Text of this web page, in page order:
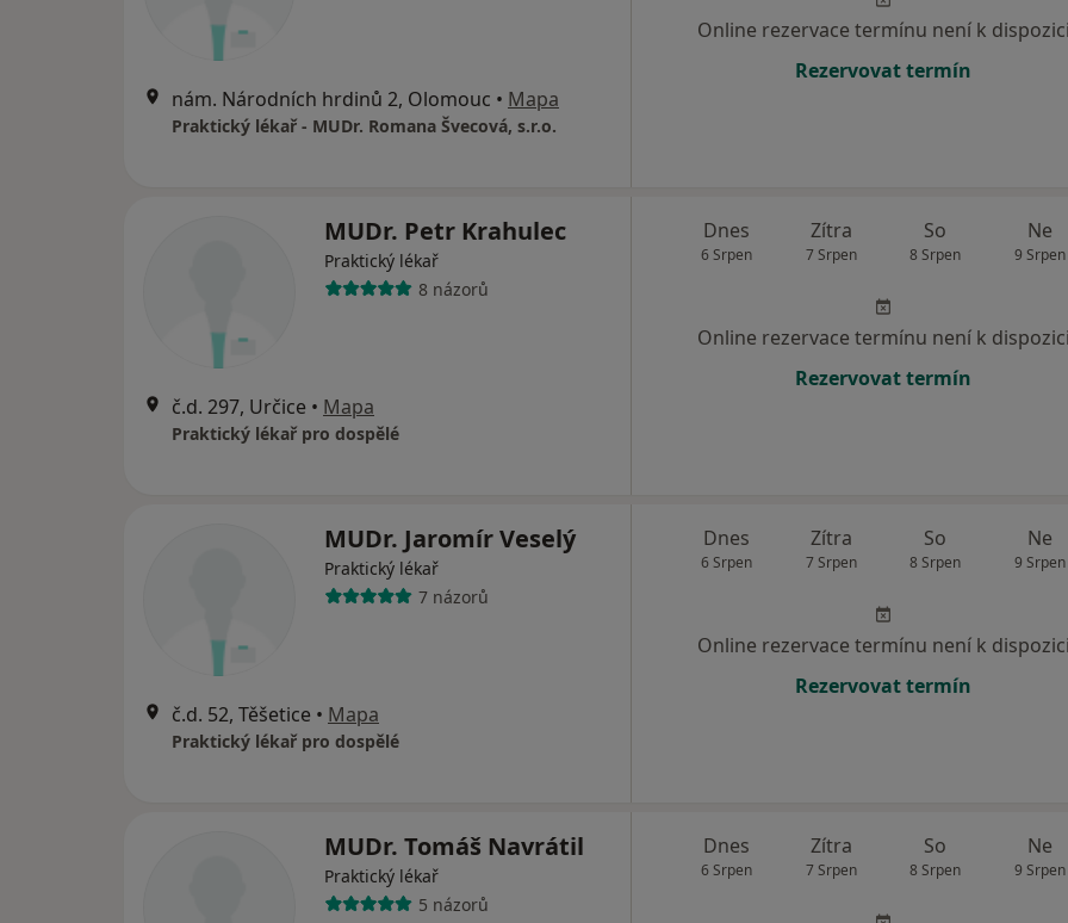
nám. Národních hrdinů 2, Olomouc • Mapa
Praktický lékař - MUDr. Romana Švecová, s.r.o.
Online rezervace termínu není k dispozici
Rezervovat termín
MUDr. Petr Krahulec
Praktický lékař
8 názorů
č.d. 297, Určice • Mapa
Praktický lékař pro dospělé
Dnes
6 Srpen
Zítra
7 Srpen
So
8 Srpen
Ne
9 Srpen
Online rezervace termínu není k dispozici
Rezervovat termín
MUDr. Jaromír Veselý
Praktický lékař
7 názorů
č.d. 52, Těšetice • Mapa
Praktický lékař pro dospělé
Dnes
6 Srpen
Zítra
7 Srpen
So
8 Srpen
Ne
9 Srpen
Online rezervace termínu není k dispozici
Rezervovat termín
MUDr. Tomáš Navrátil
Praktický lékař
5 názorů
Dnes
6 Srpen
Zítra
7 Srpen
So
8 Srpen
Ne
9 Srpen